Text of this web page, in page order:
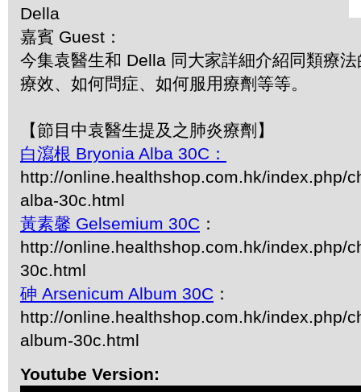
Della
嘉賓 Guest：
今集袁醫生和 Della 同大家詳細介紹同類療
療效、如何問症、如何服用療劑等等。
【節目中袁醫生提及之肺炎療劑】
白瀉根 Bryonia Alba 30C：
http://online.healthshop.com.hk/index.php/
alba-30c.html
黃素馨 Gelsemium 30C ：
http://online.healthshop.com.hk/index.php/
30c.html
砷 Arsenicum Album 30C ：
http://online.healthshop.com.hk/index.php/
album-30c.html
Youtube Version: